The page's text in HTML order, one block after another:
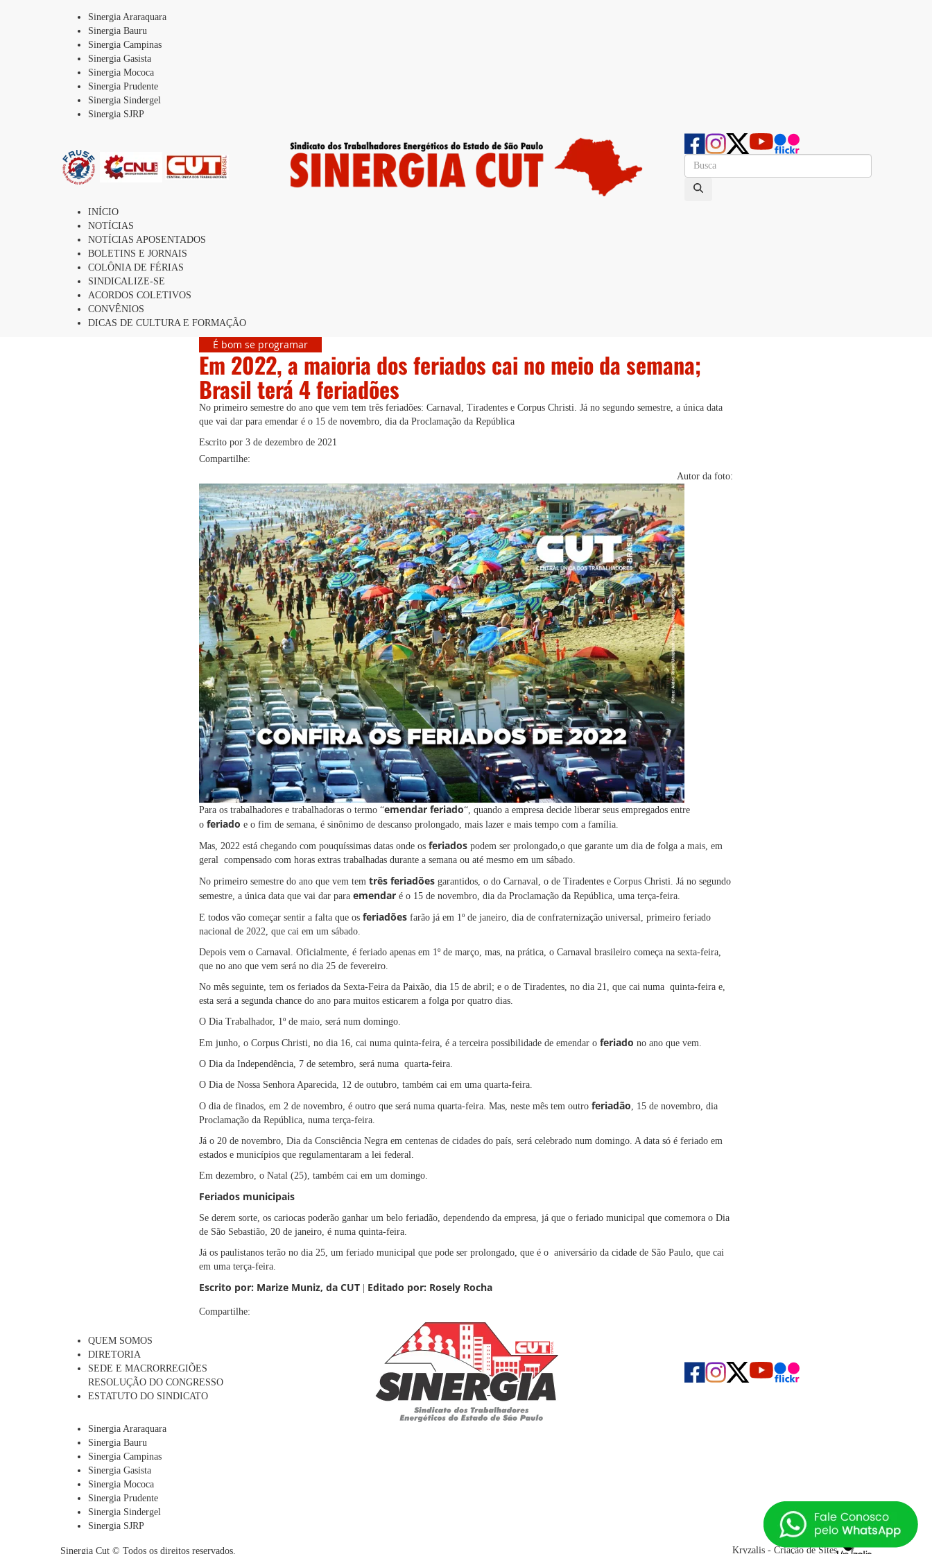
Sinergia Araraquara
Sinergia Bauru
Sinergia Campinas
Sinergia Gasista
Sinergia Mococa
Sinergia Prudente
Sinergia Sindergel
Sinergia SJRP
INÍCIO
NOTÍCIAS
NOTÍCIAS APOSENTADOS
BOLETINS E JORNAIS
COLÔNIA DE FÉRIAS
SINDICALIZE-SE
ACORDOS COLETIVOS
CONVÊNIOS
DICAS DE CULTURA E FORMAÇÃO
É bom se programar
Em 2022, a maioria dos feriados cai no meio da semana;
Brasil terá 4 feriadões
No primeiro semestre do ano que vem tem três feriadões: Carnaval, Tiradentes e Corpus Christi. Já no segundo semestre, a única data
que vai dar para emendar é o 15 de novembro, dia da Proclamação da República
Escrito por 3 de dezembro de 2021
Compartilhe:
Autor da foto:
Para os trabalhadores e trabalhadoras o termo “emendar feriado“, quando a empresa decide liberar seus empregados entre
o feriado e o fim de semana, é sinônimo de descanso prolongado, mais lazer e mais tempo com a família.
Mas, 2022 está chegando com pouquíssimas datas onde os feriados podem ser prolongado,o que garante um dia de folga a mais, em
geral compensado com horas extras trabalhadas durante a semana ou até mesmo em um sábado.
No primeiro semestre do ano que vem tem três feriadões garantidos, o do Carnaval, o de Tiradentes e Corpus Christi. Já no segundo
semestre, a única data que vai dar para emendar é o 15 de novembro, dia da Proclamação da República, uma terça-feira.
E todos vão começar sentir a falta que os feriadões farão já em 1º de janeiro, dia de confraternização universal, primeiro feriado
nacional de 2022, que cai em um sábado.
Depois vem o Carnaval. Oficialmente, é feriado apenas em 1º de março, mas, na prática, o Carnaval brasileiro começa na sexta-feira,
que no ano que vem será no dia 25 de fevereiro.
No mês seguinte, tem os feriados da Sexta-Feira da Paixão, dia 15 de abril; e o de Tiradentes, no dia 21, que cai numa quinta-feira e,
esta será a segunda chance do ano para muitos esticarem a folga por quatro dias.
O Dia Trabalhador, 1º de maio, será num domingo.
Em junho, o Corpus Christi, no dia 16, cai numa quinta-feira, é a terceira possibilidade de emendar o feriado no ano que vem.
O Dia da Independência, 7 de setembro, será numa quarta-feira.
O Dia de Nossa Senhora Aparecida, 12 de outubro, também cai em uma quarta-feira.
O dia de finados, em 2 de novembro, é outro que será numa quarta-feira. Mas, neste mês tem outro feriadão, 15 de novembro, dia
Proclamação da República, numa terça-feira.
Já o 20 de novembro, Dia da Consciência Negra em centenas de cidades do país, será celebrado num domingo. A data só é feriado em
estados e municípios que regulamentaram a lei federal.
Em dezembro, o Natal (25), também cai em um domingo.
Feriados municipais
Se derem sorte, os cariocas poderão ganhar um belo feriadão, dependendo da empresa, já que o feriado municipal que comemora o Dia
de São Sebastião, 20 de janeiro, é numa quinta-feira.
Já os paulistanos terão no dia 25, um feriado municipal que pode ser prolongado, que é o aniversário da cidade de São Paulo, que cai
em uma terça-feira.
Escrito por: Marize Muniz, da CUT Editado por: Rosely Rocha
Compartilhe:
QUEM SOMOS
DIRETORIA
SEDE E MACRORREGIÕES
RESOLUÇÃO DO CONGRESSO
ESTATUTO DO SINDICATO
Sinergia Araraquara
Sinergia Bauru
Sinergia Campinas
Sinergia Gasista
Sinergia Mococa
Sinergia Prudente
Sinergia Sindergel
Sinergia SJRP
Sinergia Cut © Todos os direitos reservados. Kryzalis - Criação de Sites